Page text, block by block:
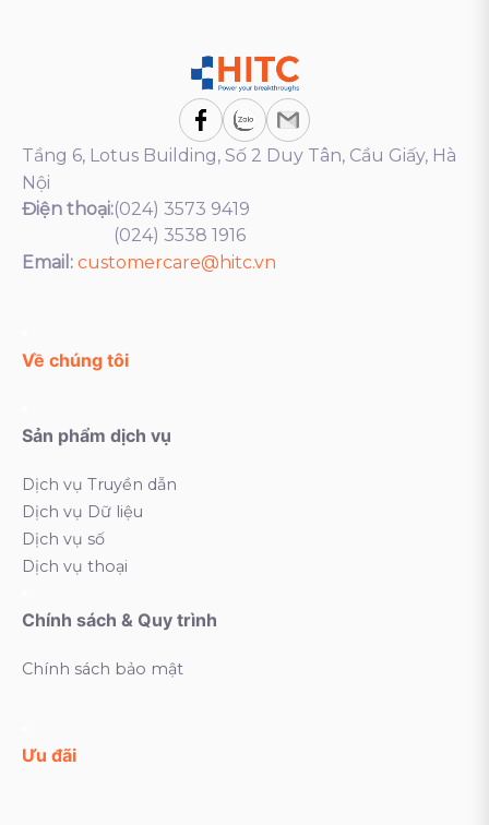
Tầng 6, Lotus Building, Số 2 Duy Tân, Cầu Giấy, Hà
Nội
Điện thoại:(024) 3573 9419
(024) 3538 1916
Email: customercare@hitc.vn
Về chúng tôi
Sản phẩm dịch vụ
Dịch vụ Truyền dẫn
Dịch vụ Dữ liệu
Dịch vụ số
Dịch vụ thoại
Chính sách & Quy trình
Chính sách bảo mật
Ưu đãi